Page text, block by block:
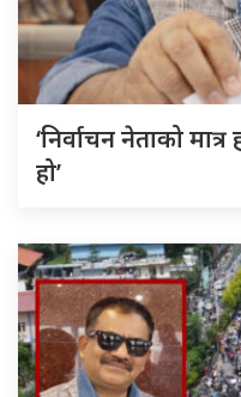
‘निर्वाचन नेताको
हो’